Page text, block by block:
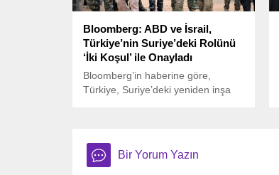
Bloomberg: ABD ve İsrail,
Türkiye’nin Suriye’deki Rolünü
‘İki Koşul’ ile Onayladı
Bloomberg’in haberine göre,
Türkiye, Suriye’deki yeniden inşa
koşullar altında onaylandı.
Bir Yorum Yazın